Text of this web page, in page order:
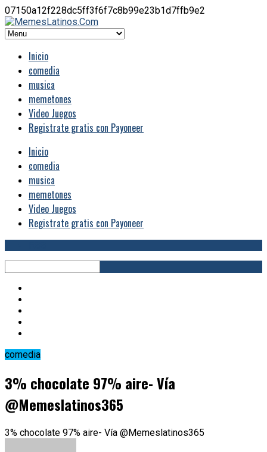
07150a12f228dc5ff3f6f7c8b99e23b1d7ffb9e2
Inicio
comedia
musica
memetones
Video Juegos
Registrate gratis con Payoneer
Inicio
comedia
musica
memetones
Video Juegos
Registrate gratis con Payoneer
comedia
3% chocolate 97% aire- Vía
@Memeslatinos365
3% chocolate 97% aire- Vía @Memeslatinos365